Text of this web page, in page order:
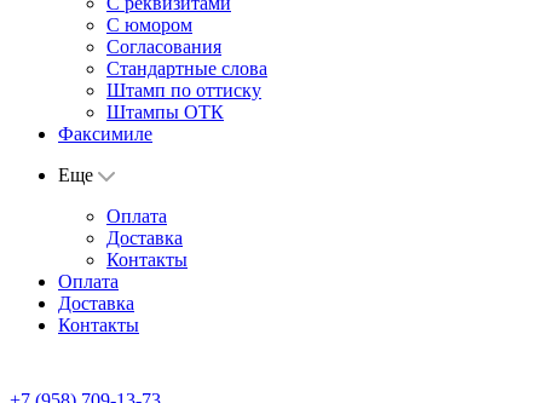
С юмором
Согласования
Стандартные слова
Штамп по оттиску
Штампы ОТК
Факсимиле
Еще
Оплата
Доставка
Контакты
Оплата
Доставка
Контакты